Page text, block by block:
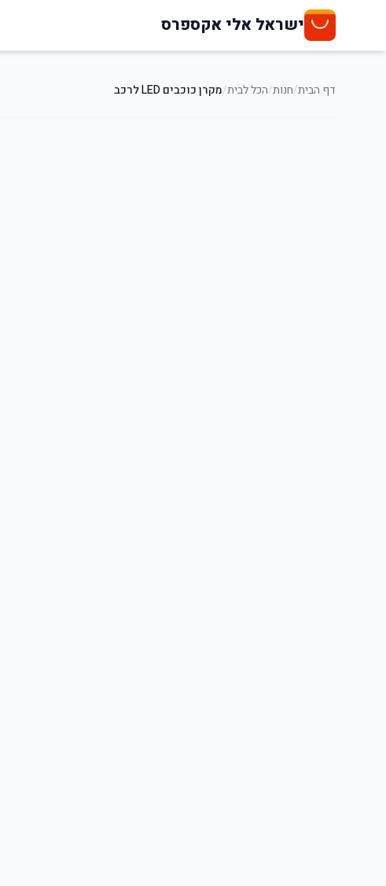
ישראל אלי אקספרס
דף הבית/חנות/הכל לבית/מקרן כוכבים LED לרכב